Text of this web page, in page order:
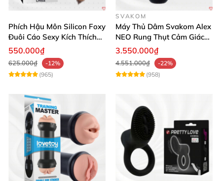
Phích Hậu Môn Silicon Foxy
Đuôi Cáo Sexy Kích Thích
Đỉnh Cao
550.000₫
625.000₫
-12%
(965)
SVAKOM
Máy Thủ Dâm Svakom Alex
NEO Rung Thụt Cảm Giác
Thật, App Điều Khiển
3.550.000₫
4.551.000₫
-22%
(958)